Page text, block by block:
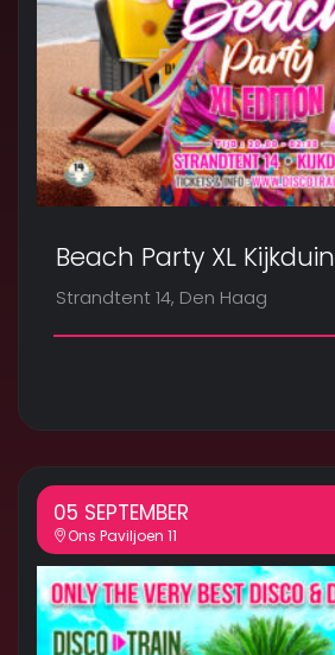
Beach Party XL Kijkduin
Strandtent 14, Den Haag
05 SEPTEMBER
Ons Paviljoen 11